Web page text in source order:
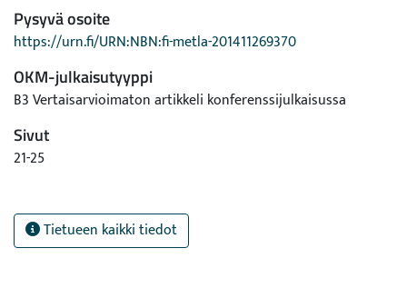
Pysyvä osoite
https://urn.fi/URN:NBN:fi-metla-201411269370
OKM-julkaisutyyppi
B3 Vertaisarvioimaton artikkeli konferenssijulkaisussa
Sivut
21-25
Tietueen kaikki tiedot